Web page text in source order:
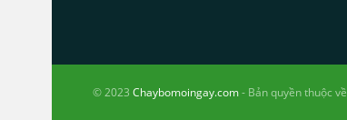
© 2023 Chaybomoingay.com- Bản quyền thuộc về